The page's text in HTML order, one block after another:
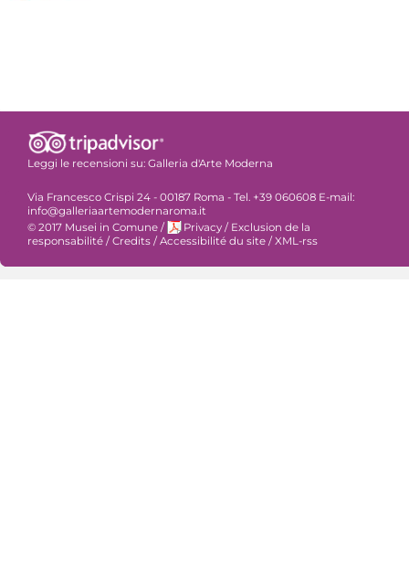
Leggi le recensioni su: Galleria d'Arte Moderna
Via Francesco Crispi 24 - 00187 Roma - Tel. +39 060608 E-mail:
info@galleriaartemodernaroma.it
© 2017 Musei in Comune / Privacy / Exclusion de la
responsabilité /Credits /Accessibilité du site /XML-rss